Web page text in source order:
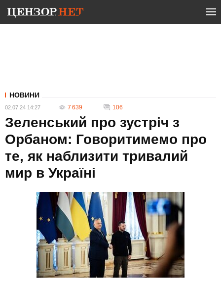
НОВИНИ
02.07.24 14:27 7 639 106
Зеленський про зустріч з
Орбаном: Говоритимемо про
те, як наблизити тривалий
мир в Україні